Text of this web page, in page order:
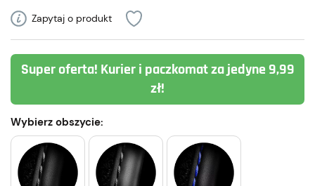
Zapytaj o produkt
Super oferta! Kurier i paczkomat za jedyne 9,99
zł!
Wybierz obszycie: